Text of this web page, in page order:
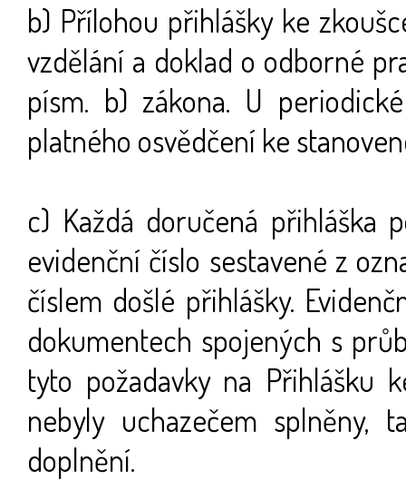
b) Přílohou přihlášky ke
vzdělání a doklad o odborné
písm. b) zákona. U
platného osvědčení ke
c) Každá doručená přihláška
evidenční číslo sestavené z
číslem došlé přihlášky.
dokumentech spojených s
tyto požadavky na Přihlášku
nebyly uchazečem
doplnění.